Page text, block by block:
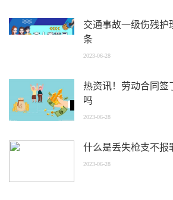
交通事故一级伤残护
条
2023-06-28
热资讯！劳动合同签
吗
2023-06-28
什么是丢失枪支不报
2023-06-28